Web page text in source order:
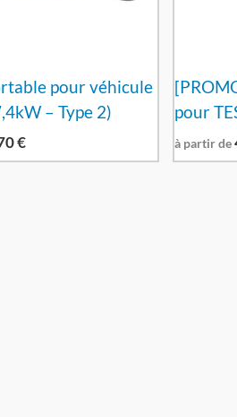
pour véhicule
– Type 2)
€
pour
à partir de